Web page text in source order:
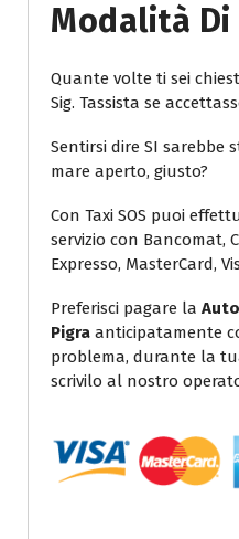
Modalità Di
Quante volte ti sei
Sig. Tassista se
Sentirsi dire SI sarebbe
mare aperto, giusto?
Con Taxi SOS puoi
servizio con Bancomat,
Expresso, MasterCard,
Preferisci pagare la
Pigra anticipatamente
problema, durante la
scrivilo al nostro